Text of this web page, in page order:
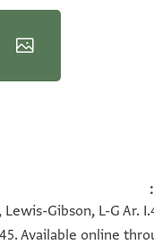
Gibson, L-G Ar.
Available online